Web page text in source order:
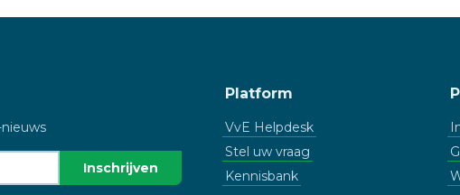
Platform
VvE Helpdesk
Stel uw vraag
Kennisbank